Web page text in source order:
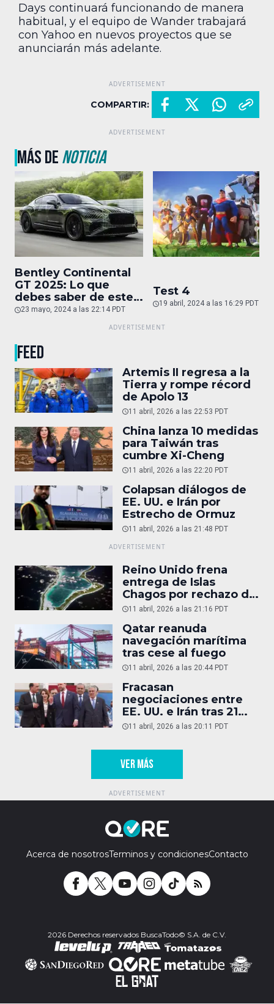
Days continuará funcionando de manera
habitual, y el equipo de Wander trabajará
con Yahoo en nuevos proyectos que se
anunciarán más adelante.
COMPARTIR:
MÁS DENOTICIA
Bentley Continental
GT 2025: Lo que
debes saber de este
auto de superlujo
23 mayo, 2024 a las 22:14 PDT
Test 4
19 abril, 2024 a las 16:29 PDT
FEED
Artemis II regresa a la
Tierra y rompe récord
de Apolo 13
11 abril, 2026 a las 22:53 PDT
China lanza 10 medidas
para Taiwán tras
cumbre Xi-Cheng
11 abril, 2026 a las 22:20 PDT
Colapsan diálogos de
EE. UU. e Irán por
Estrecho de Ormuz
11 abril, 2026 a las 21:48 PDT
Reino Unido frena
entrega de Islas
Chagos por rechazo de
Trump
11 abril, 2026 a las 21:16 PDT
Qatar reanuda
navegación marítima
tras cese al fuego
11 abril, 2026 a las 20:44 PDT
Fracasan
negociaciones entre
EE. UU. e Irán tras 21
horas
11 abril, 2026 a las 20:11 PDT
VER MÁS
Acerca de nosotrosTerminos y condicionesContacto
2026 Derechos reservados BuscaTodo© S.A. de C.V.